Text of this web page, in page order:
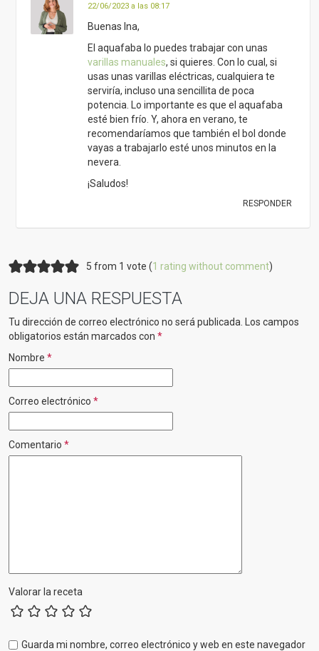
22/06/2023 a las 08:17
Buenas Ina,
El aquafaba lo puedes trabajar con unas
varillas manuales, si quieres. Con lo cual, si
usas unas varillas eléctricas, cualquiera te
serviría, incluso una sencillita de poca
potencia. Lo importante es que el aquafaba
esté bien frío. Y, ahora en verano, te
recomendaríamos que también el bol donde
vayas a trabajarlo esté unos minutos en la
nevera.
¡Saludos!
RESPONDER
5 from 1 vote (1 rating without comment)
DEJA UNA RESPUESTA
Tu dirección de correo electrónico no será publicada.
Los campos
obligatorios están marcados con *
Nombre *
Correo electrónico *
Comentario *
Valorar la receta
Guarda mi nombre, correo electrónico y web en este navegador